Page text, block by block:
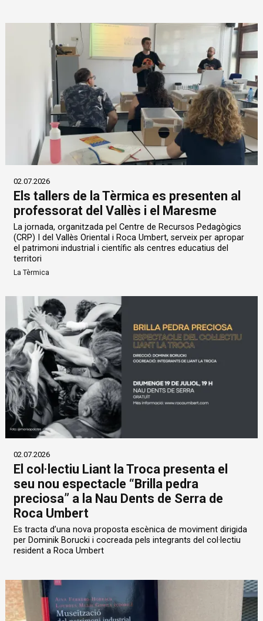
02.07.2026
Els tallers de la Tèrmica es presenten al
professorat del Vallès i el Maresme
La jornada, organitzada pel Centre de Recursos Pedagògics
(CRP) I del Vallès Oriental i Roca Umbert, serveix per apropar
el patrimoni industrial i científic als centres educatius del
territori
La Tèrmica
02.07.2026
El col·lectiu Liant la Troca presenta el
seu nou espectacle “Brilla pedra
preciosa” a la Nau Dents de Serra de
Roca Umbert
Es tracta d’una nova proposta escènica de moviment dirigida
per Dominik Borucki i cocreada pels integrants del col·lectiu
resident a Roca Umbert